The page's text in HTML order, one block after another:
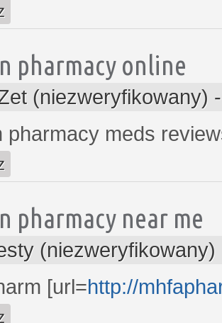
pharmacy online
(niezweryfikowany)
pharmacy meds
pharmacy near me
(niezweryfikowany)
[url=http://